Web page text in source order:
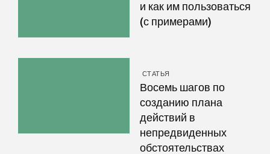
и как им пользоваться
(с примерами)
СТАТЬЯ
Восемь шагов по
созданию плана
действий в
непредвиденных
обстоятельствах